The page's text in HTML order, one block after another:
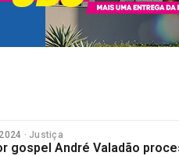
· Justiça
gospel André Valadão